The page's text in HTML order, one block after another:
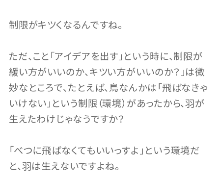
制限がキツくなるんですね。
ただ、こと「アイデアを出す」という時に、制限が
緩い方がいいのか、キツい方がいいのか？」は微
妙なところで、たとえば、鳥なんかは「飛ばなきゃ
いけない」という制限（環境）があったから、羽が
生えたわけじゃなうですか？
「べつに飛ばなくてもいいっすよ」という環境だ
と、羽は生えないですよね。